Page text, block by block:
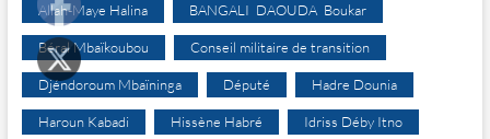
Allah-Maye Halina BANGALI DAOUDA Boukar
Béral Mbaïkoubou Conseil militaire de transition
Djéndoroum Mbaïninga Député Hadre Dounia
Haroun Kabadi Hissène Habré Idriss Déby Itno